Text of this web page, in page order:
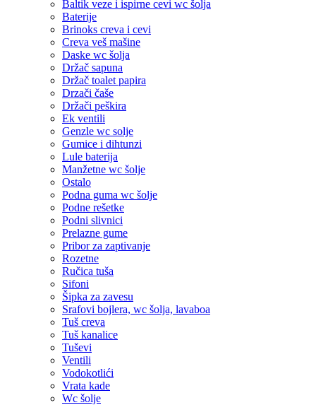
Baltik veze i ispirne cevi wc šolja
Baterije
Brinoks creva i cevi
Creva veš mašine
Daske wc šolja
Držač sapuna
Držač toalet papira
Drzači čaše
Držači peškira
Ek ventili
Genzle wc solje
Gumice i dihtunzi
Lule baterija
Manžetne wc šolje
Ostalo
Podna guma wc šolje
Podne rešetke
Podni slivnici
Prelazne gume
Pribor za zaptivanje
Rozetne
Ručica tuša
Sifoni
Šipka za zavesu
Srafovi bojlera, wc šolja, lavaboa
Tuš creva
Tuš kanalice
Tuševi
Ventili
Vodokotlići
Vrata kade
Wc šolje